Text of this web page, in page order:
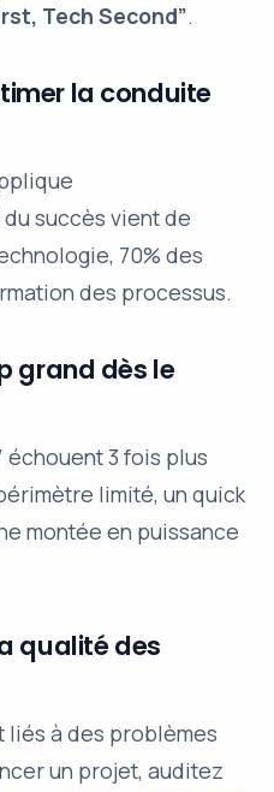
Tech Second”.
la conduite
succès vient de
70% des
des processus.
grand dès le
échouent 3 fois plus
limité, un quick
montée en puissance
qualité des
liés à des problèmes
un projet, auditez